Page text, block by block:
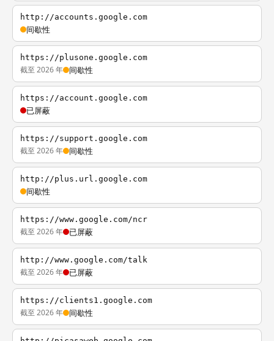
http://accounts.google.com
间歇性
https://plusone.google.com
截至 2026 年 间歇性
https://account.google.com
已屏蔽
https://support.google.com
截至 2026 年 间歇性
http://plus.url.google.com
间歇性
https://www.google.com/ncr
截至 2026 年 已屏蔽
http://www.google.com/talk
截至 2026 年 已屏蔽
https://clients1.google.com
截至 2026 年 间歇性